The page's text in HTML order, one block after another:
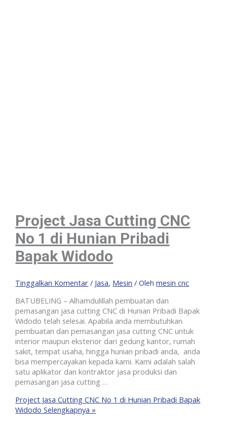
Project Jasa Cutting CNC
No 1 di Hunian Pribadi
Bapak Widodo
Tinggalkan Komentar / Jasa, Mesin / Olehmesin cnc
BATUBELING – Alhamdulillah pembuatan dan
pemasangan jasa cutting CNC di Hunian Pribadi Bapak
Widodo telah selesai. Apabila anda membutuhkan
pembuatan dan pemasangan jasa cutting CNC untuk
interior maupun eksterior dari gedung kantor, rumah
sakit, tempat usaha, hingga hunian pribadi anda, anda
bisa mempercayakan kepada kami. Kami adalah salah
satu aplikator dan kontraktor jasa produksi dan
pemasangan jasa cutting …
Project Jasa Cutting CNC No 1 di Hunian Pribadi Bapak
Widodo Selengkapnya »